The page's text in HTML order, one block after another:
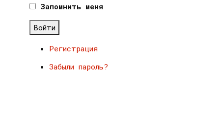
Запомнить меня
Войти
Регистрация
Забыли пароль?